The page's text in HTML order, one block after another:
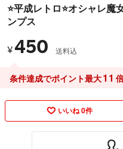
⭐️平成レトロ⭐️オシャレ
ンプス
¥450 送料込
条件達成でポイント最大11
いいね 0件